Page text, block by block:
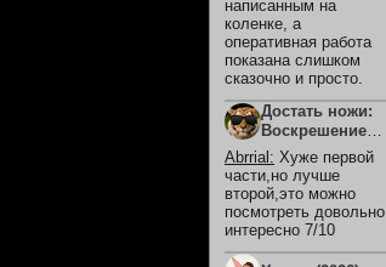
написанным на
коленке, а
оперативная работа
показана слишком
сказочно и просто.
Достать ножи:
Воскрешение
покойника
(2025)
Abrrial : Хуже первой
части,но лучше
второй,это можно
посмотреть довольно
интересно 7/10